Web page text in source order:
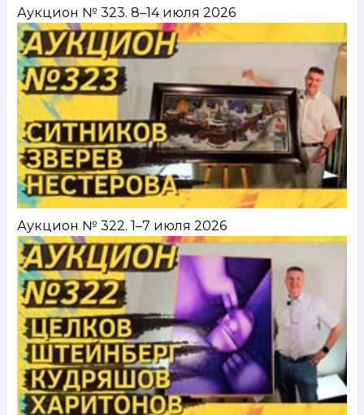
Аукцион № 323. 8–14 июля 2026
Аукцион № 322. 1–7 июля 2026